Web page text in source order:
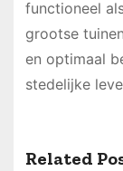
functioneel
grootse
en optimaal
stedelijke
Related